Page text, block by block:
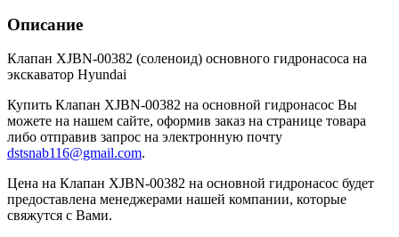
гидронасос
Описание
Клапан XJBN-00382 (соленоид) основного гидронасоса на
экскаватор Hyundai
Купить Клапан XJBN-00382 на основной гидронасос Вы
можете на нашем сайте, оформив заказ на странице товара
либо отправив запрос на электронную почту
dstsnab116@gmail.com.
Цена на Клапан XJBN-00382 на основной гидронасос будет
предоставлена менеджерами нашей компании, которые
свяжутся с Вами.